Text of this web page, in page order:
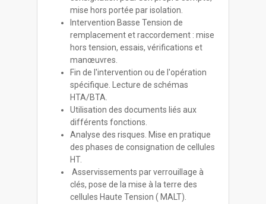
mise hors portée par isolation.
Intervention Basse Tension de
remplacement et raccordement : mise
hors tension, essais, vérifications et
manœuvres.
Fin de l'intervention ou de l'opération
spécifique. Lecture de schémas
HTA/BTA.
Utilisation des documents liés aux
différents fonctions.
Analyse des risques. Mise en pratique
des phases de consignation de cellules
HT.
Asservissements par verrouillage à
clés, pose de la mise à la terre des
cellules Haute Tension ( MALT).